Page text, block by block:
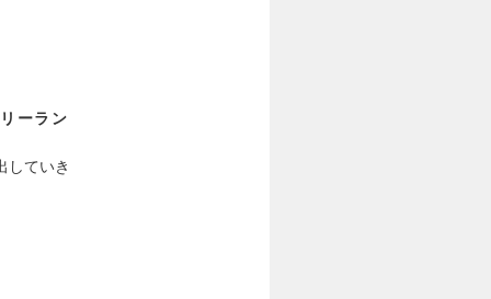
ーラン
していき